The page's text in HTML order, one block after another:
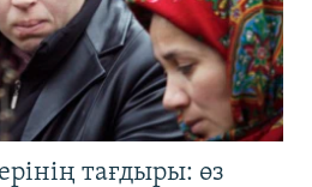
тағдыры: өз